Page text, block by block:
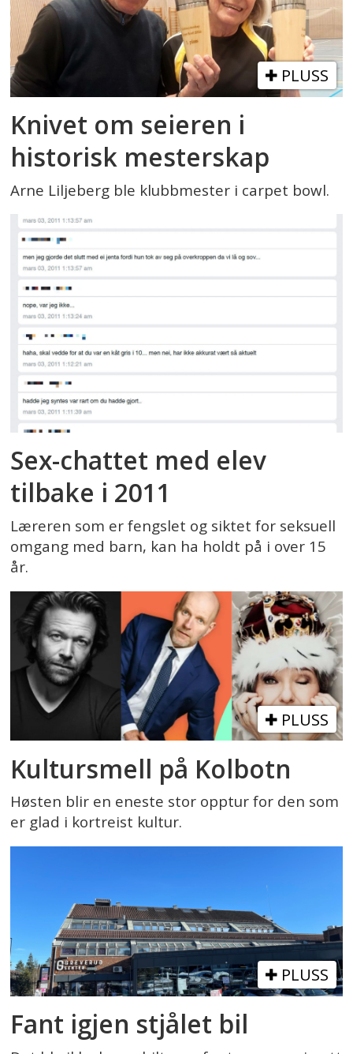
PLUSS
Knivet om seieren i
historisk mesterskap
Arne Liljeberg ble klubbmester i carpet bowl.
Sex-chattet med elev
tilbake i 2011
Læreren som er fengslet og siktet for seksuell
omgang med barn, kan ha holdt på i over 15
år.
PLUSS
Kultursmell på Kolbotn
Høsten blir en eneste stor opptur for den som
er glad i kortreist kultur.
PLUSS
Fant igjen stjålet bil